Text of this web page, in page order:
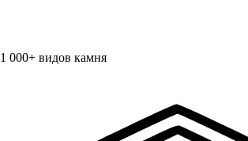
1 000+ видов камня